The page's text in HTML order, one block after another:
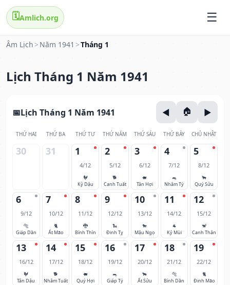
🗓️Amlich.org
Âm Lịch > Năm 1941 >Tháng 1
Lịch Tháng 1 Năm 1941
Lịch Tháng 1 Năm 1941
THỨ HAI THỨ BA THỨ TƯ THỨ NĂM THỨ SÁU THỨ BẢY CHỦ NHẬT
30 31 1
4/12
🐓
Kỷ Dậu
2
5/12
🐕
Canh Tuất
3
6/12
🐖
Tân Hợi
4
7/12
🐀
Nhâm Tý
5
8/12
🐂
Quý Sửu
6
9/12
🐅
Giáp Dần
7
10/12
🐈
Ất Mão
8
11/12
🐉
Bính Thìn
9
12/12
🐍
Đinh Tỵ
10
13/12
🐎
Mậu Ngọ
11
14/12
🐐
Kỷ Mùi
12
15/12
🐒
Canh Thân
13
16/12
🐓
Tân Dậu
14
17/12
🐕
Nhâm Tuất
15
18/12
🐖
Quý Hợi
16
19/12
🐀
Giáp Tý
17
20/12
🐂
Ất Sửu
18
21/12
🐅
Bính Dần
19
22/12
🐈
Đinh Mão